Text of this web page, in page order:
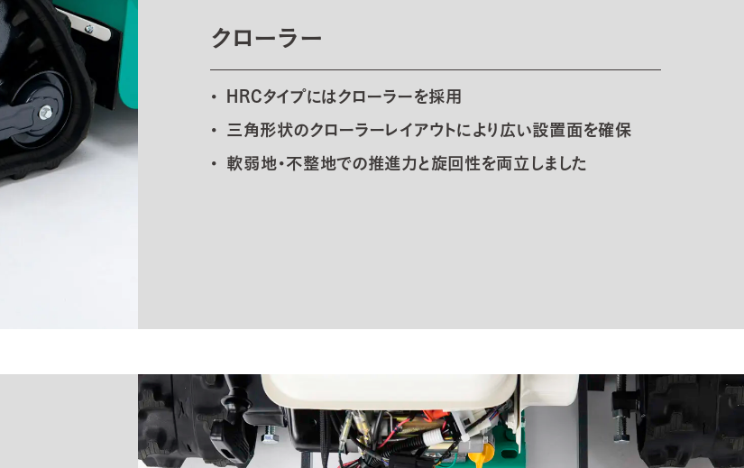
クローラー
HRCタイプにはクローラーを採用
三角形状のクローラーレイアウトにより広い設置面を確保
軟弱地・不整地での推進力と旋回性を両立しました